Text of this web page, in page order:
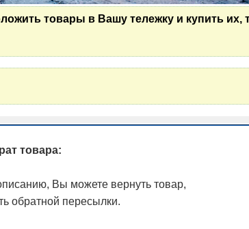
товары в Вашу тележку и купить
товара:
Вы можете вернуть товар,
обратной пересылки.